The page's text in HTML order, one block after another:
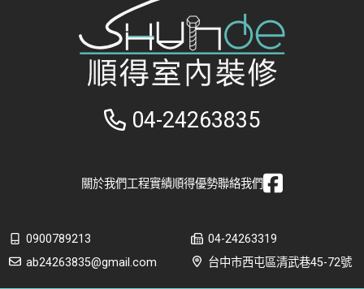
04-24263835
關於我們工程實績順得優勢聯絡我們
0900789213
04-24263319
ab24263835@gmail.com
台中市西屯區清武巷45-72號